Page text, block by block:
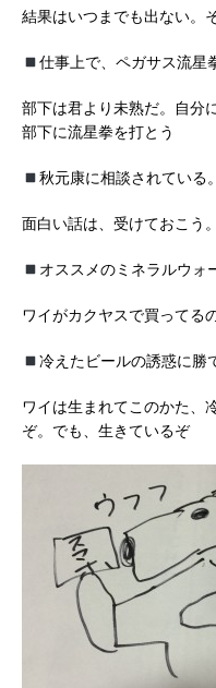
結果はいつまでも出ない。
仕事上で、ペガサス流星
部下は君より未熟だ。自分
部下に流星拳を打とう
秋元康に相談されている
面白い話は、受けておこう
オススメのミネラルウォ
ワイがカクヤスで買ってる
冷えたビールの誘惑に勝
ワイは生まれてこのかた、
ぞ。でも、生きているぞ